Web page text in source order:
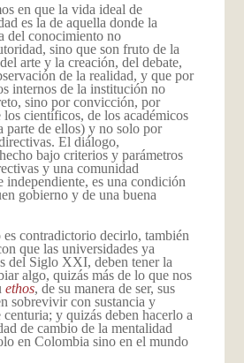
en que la vida ideal de
es la de aquella donde la
del conocimiento no
sino que son fruto de la
arte y la creación, del debate,
de la realidad, y que por
internos de la institución no
sino por convicción, por
científicos, de los académicos
parte de ellos) y no solo por
El diálogo,
bajo criterios y parámetros
y una comunidad
independiente, es una condición
gobierno y de una buena
contradictorio decirlo, también
que las universidades ya
del Siglo XXI, deben tener la
algo, quizás más de lo que nos
ethos, de su manera de ser, sus
sobrevivir con sustancia y
centuria; y quizás deben hacerlo a
de cambio de la mentalidad
en Colombia sino en el mundo